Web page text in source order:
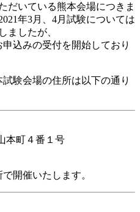
だいている熊本会場につきま
年3月、4月試験については
ましたが、
込みの受付を開始しており
験会場の住所は以下の通り
本町４番１号
開催いたします。